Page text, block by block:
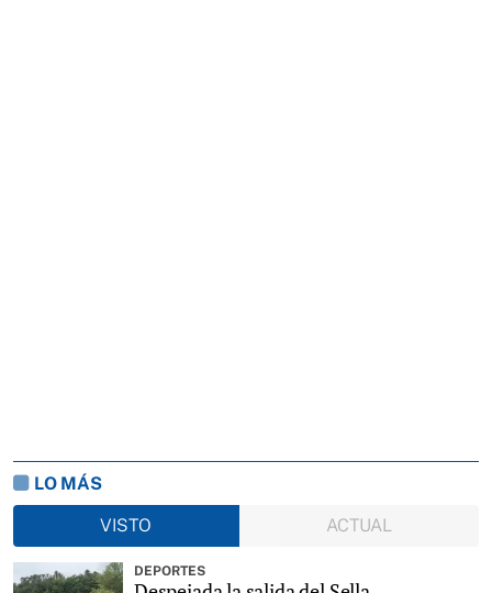
LO MÁS
VISTO
ACTUAL
DEPORTES